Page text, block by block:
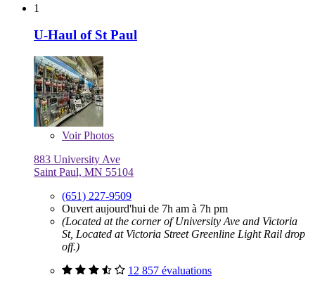
1
U-Haul of St Paul
VoirPhotos
883 University Ave
Saint Paul, MN 55104
(651) 227-9509
Ouvert aujourd'hui de 7h am à 7h pm
(Located at the corner of University Ave and Victoria
St, Located at Victoria Street Greenline Light Rail drop
off.)
12 857 évaluations